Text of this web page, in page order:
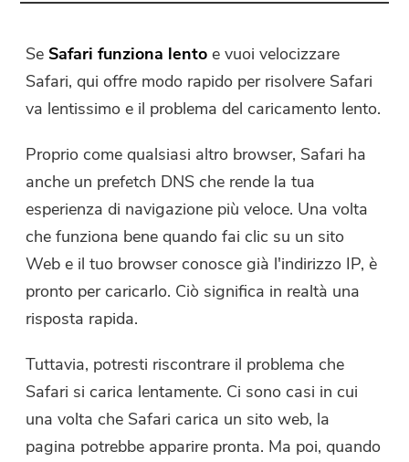
Video Converter gratuito
Compressore di Foto gratuito
Compressore di PDF gratuito
Se Safari funziona lento e vuoi velocizzare
Safari, qui offre modo rapido per risolvere Safari
va lentissimo e il problema del caricamento lento.
Proprio come qualsiasi altro browser, Safari ha
anche un prefetch DNS che rende la tua
esperienza di navigazione più veloce. Una volta
che funziona bene quando fai clic su un sito
Web e il tuo browser conosce già l'indirizzo IP, è
pronto per caricarlo. Ciò significa in realtà una
risposta rapida.
Tuttavia, potresti riscontrare il problema che
Safari si carica lentamente. Ci sono casi in cui
una volta che Safari carica un sito web, la
pagina potrebbe apparire pronta. Ma poi, quando